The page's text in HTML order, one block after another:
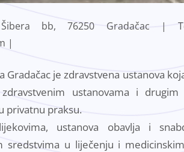
bb, 76250 Gradačac |
|
Gradačac je zdravstvena ustanova
zdravstvenim ustanovama i
privatnu praksu.
ustanova obavlja i
sredstvima u liječenju i